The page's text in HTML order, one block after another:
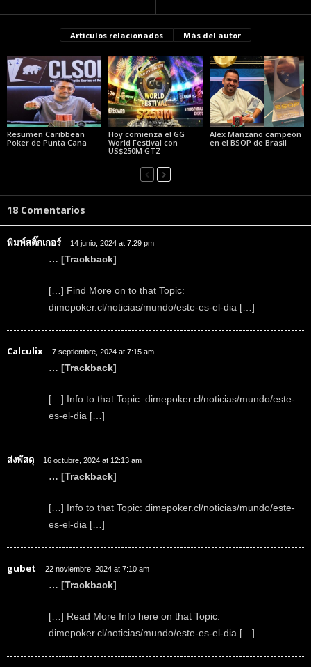
Artículos relacionados Más del autor
Resumen Caribbean
Poker de Punta Cana
Hoy comienza el GG
World Festival con
US$250M GTZ
Alex Manzano campeón
en el BSOP de Brasil
18 Comentarios
พิมพ์สติ๊กเกอร์ 14 junio, 2024 at 7:29 pm
… [Trackback]
[…] Find More on to that Topic:
dimepoker.cl/noticias/mundo/este-es-el-dia […]
Calculix 7 septiembre, 2024 at 7:15 am
… [Trackback]
[…] Info to that Topic: dimepoker.cl/noticias/mundo/este-
es-el-dia […]
ส่งพัสดุ 16 octubre, 2024 at 12:13 am
… [Trackback]
[…] Info to that Topic: dimepoker.cl/noticias/mundo/este-
es-el-dia […]
gubet 22 noviembre, 2024 at 7:10 am
… [Trackback]
[…] Read More Info here on that Topic:
dimepoker.cl/noticias/mundo/este-es-el-dia […]